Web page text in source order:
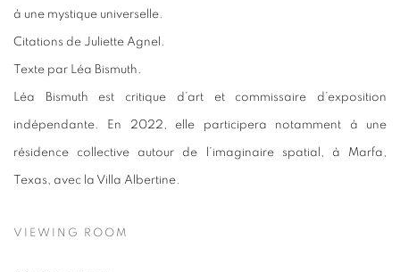
à une mystique universelle.
Citations de Juliette Agnel.
Texte par Léa Bismuth.
Léa Bismuth est critique d’art et commissaire d’exposition
indépendante. En 2022, elle participera notamment à une
résidence collective autour de l’imaginaire spatial, à Marfa,
Texas, avec la Villa Albertine.
VIEWING ROOM